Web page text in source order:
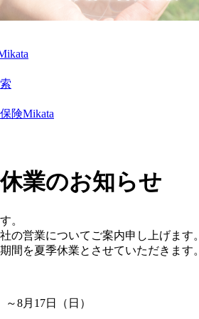
険Mikata
業のお知らせ
。
の営業についてご案内申し上げます
間を夏季休業とさせていただきます
8月17日（日）